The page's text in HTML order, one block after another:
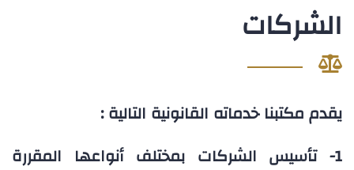
الشركات
يقدم مكتبنا خدماته القانونية التالية :
1- تأسيس الشركات بمختلف أنواعها المقررة